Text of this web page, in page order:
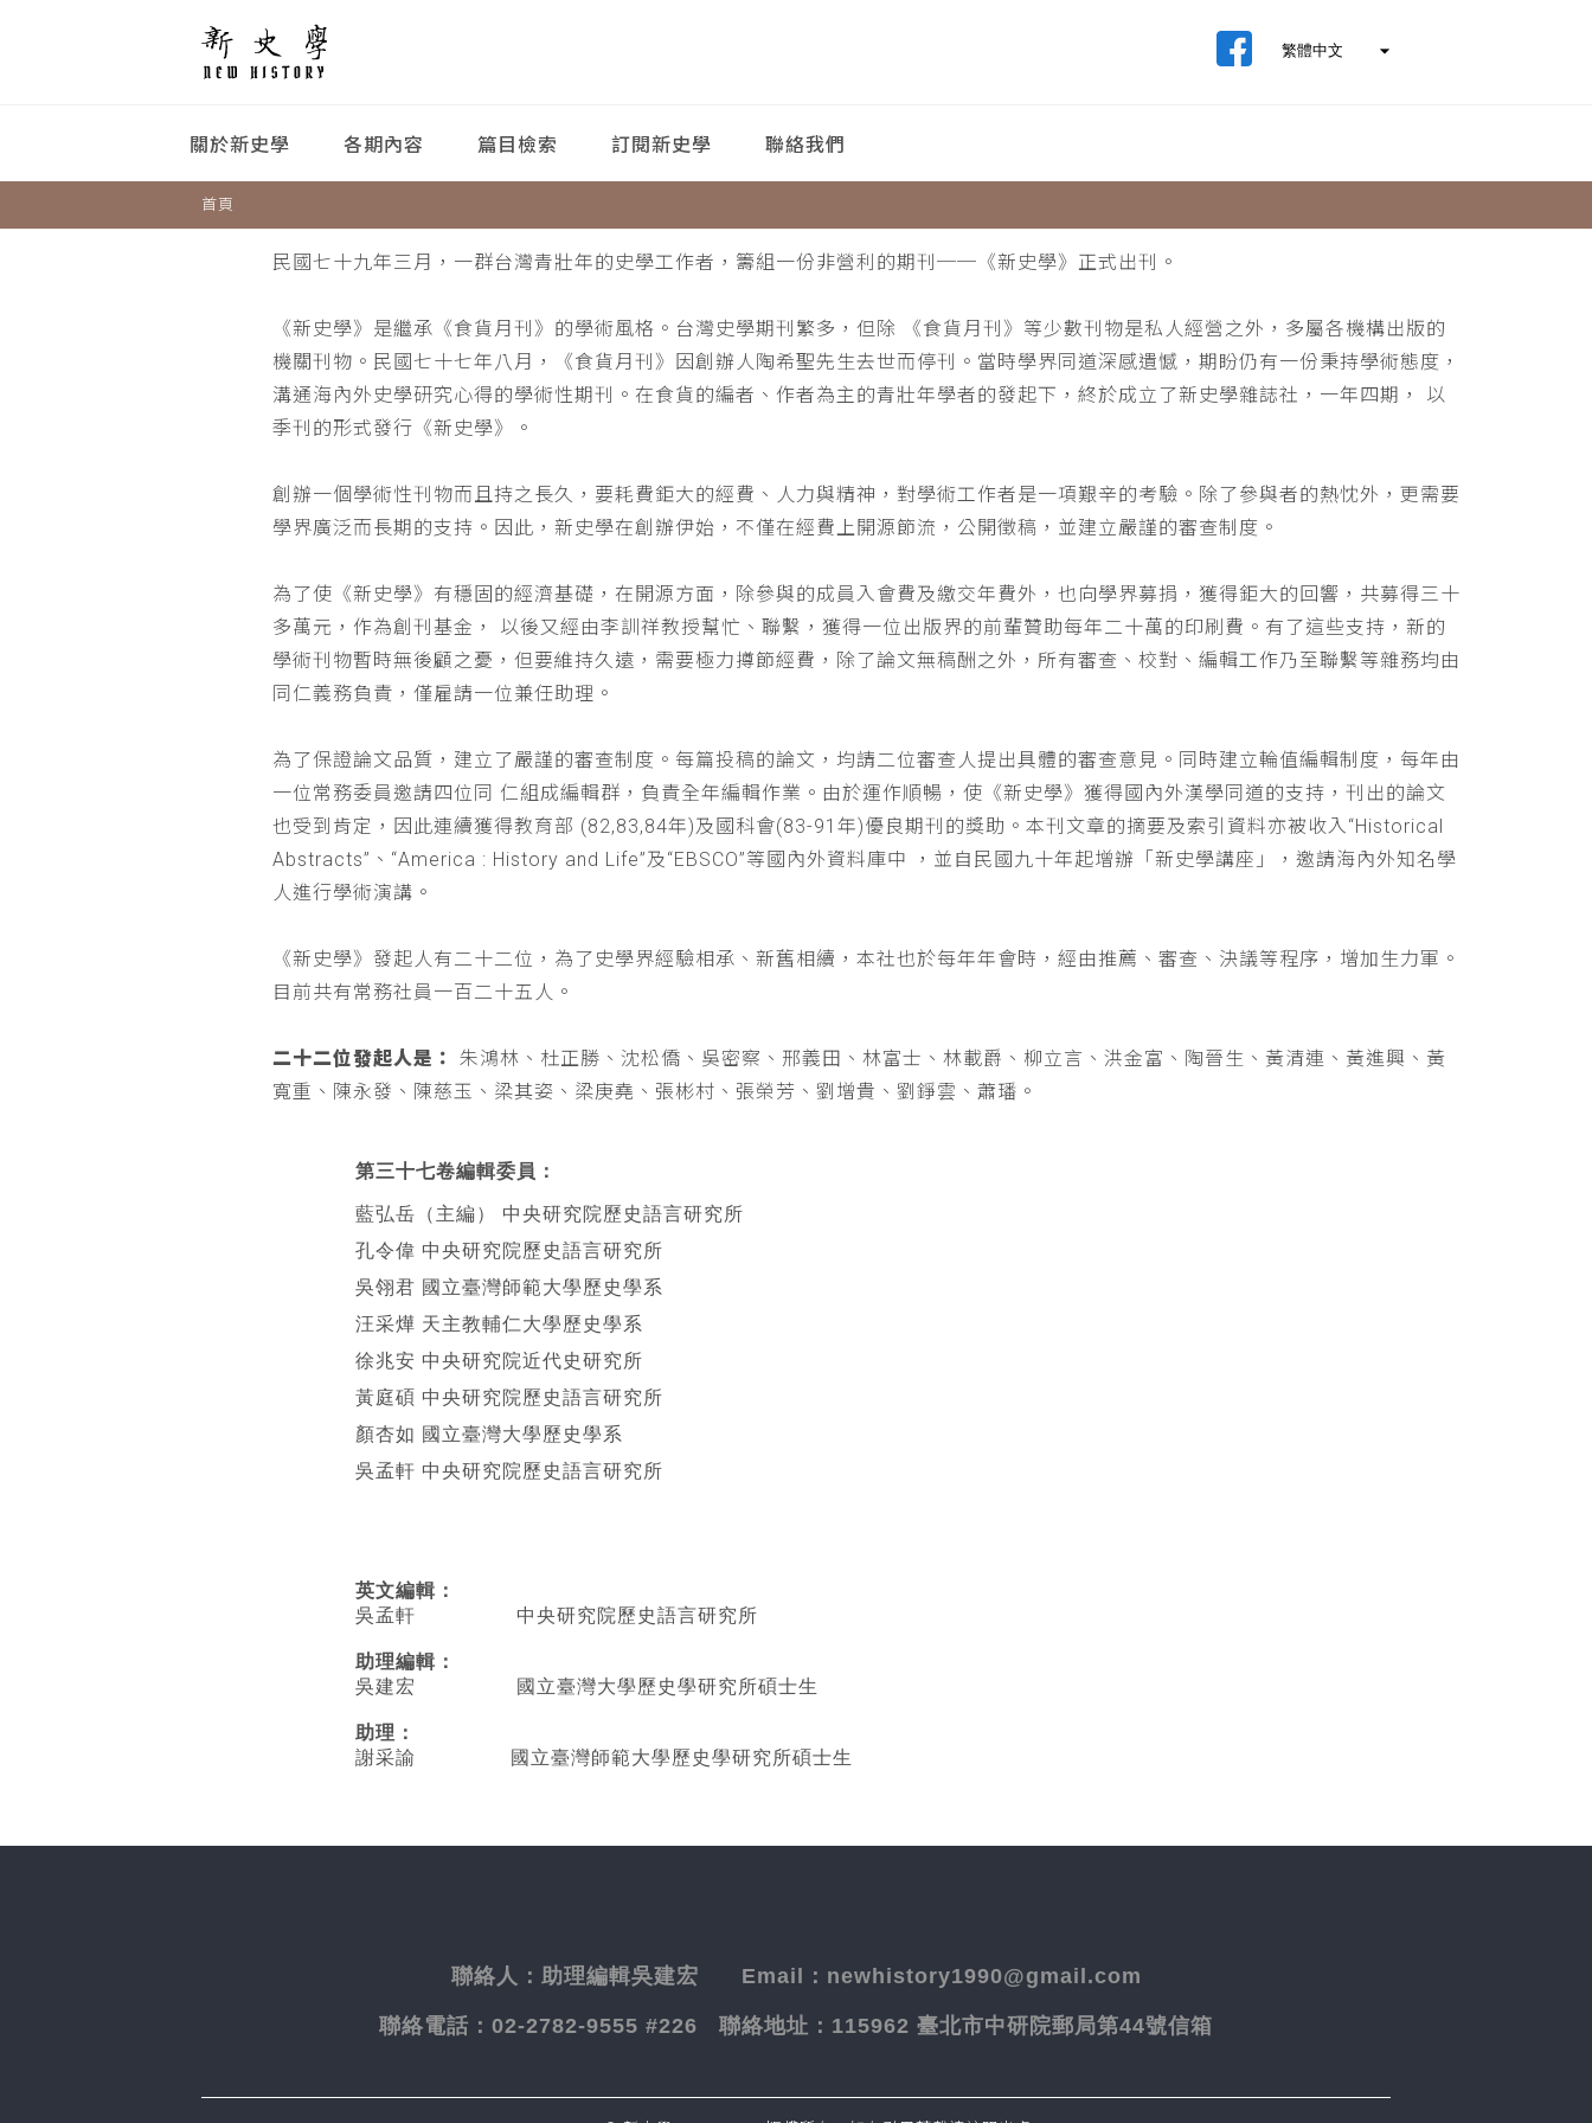
關於新史學 各期內容 篇目檢索 訂閱新史學 聯絡我們
首頁
民國七十九年三月，一群台灣青壯年的史學工作者，籌組一份非營利的期刊──《新史學》正式出刊。
《新史學》是繼承《食貨月刊》的學術風格。台灣史學期刊繁多，但除 《食貨月刊》等少數刊物是私人經營之外，多屬各機構出版的
機關刊物。民國七十七年八月，《食貨月刊》因創辦人陶希聖先生去世而停刊。當時學界同道深感遺憾，期盼仍有一份秉持學術態度，
溝通海內外史學研究心得的學術性期刊。在食貨的編者、作者為主的青壯年學者的發起下，終於成立了新史學雜誌社，一年四期， 以
季刊的形式發行《新史學》。
創辦一個學術性刊物而且持之長久，要耗費鉅大的經費、人力與精神，對學術工作者是一項艱辛的考驗。除了參與者的熱忱外，更需要
學界廣泛而長期的支持。因此，新史學在創辦伊始，不僅在經費上開源節流，公開徵稿，並建立嚴謹的審查制度。
為了使《新史學》有穩固的經濟基礎，在開源方面，除參與的成員入會費及繳交年費外，也向學界募捐，獲得鉅大的回響，共募得三十
多萬元，作為創刊基金， 以後又經由李訓祥教授幫忙、聯繫，獲得一位出版界的前輩贊助每年二十萬的印刷費。有了這些支持，新的
學術刊物暫時無後顧之憂，但要維持久遠，需要極力撙節經費，除了論文無稿酬之外，所有審查、校對、編輯工作乃至聯繫等雜務均由
同仁義務負責，僅雇請一位兼任助理。
為了保證論文品質，建立了嚴謹的審查制度。每篇投稿的論文，均請二位審查人提出具體的審查意見。同時建立輪值編輯制度，每年由
一位常務委員邀請四位同 仁組成編輯群，負責全年編輯作業。由於運作順暢，使《新史學》獲得國內外漢學同道的支持，刊出的論文
也受到肯定，因此連續獲得教育部 (82,83,84年)及國科會(83-91年)優良期刊的獎助。本刊文章的摘要及索引資料亦被收入“Historical
Abstracts”、“America : History and Life”及“EBSCO”等國內外資料庫中 ，並自民國九十年起增辦「新史學講座」，邀請海內外知名學
人進行學術演講。
《新史學》發起人有二十二位，為了史學界經驗相承、新舊相續，本社也於每年年會時，經由推薦、審查、決議等程序，增加生力軍。
目前共有常務社員一百二十五人。
二十二位發起人是：
朱鴻林、杜正勝、沈松僑、吳密察、邢義田、林富士、林載爵、柳立言、洪金富、陶晉生、黃清連、黃進興、黃
寬重、陳永發、陳慈玉、梁其姿、梁庚堯、張彬村、張榮芳、劉增貴、劉錚雲、蕭璠。
第三十七卷編輯委員：
藍弘岳（主編） 中央研究院歷史語言研究所
孔令偉 中央研究院歷史語言研究所
吳翎君 國立臺灣師範大學歷史學系
汪采燁 天主教輔仁大學歷史學系
徐兆安 中央研究院近代史研究所
黃庭碩 中央研究院歷史語言研究所
顏杏如 國立臺灣大學歷史學系
吳孟軒 中央研究院歷史語言研究所
英文編輯 ：
吳孟軒 中央研究院歷史語言研究所
助理編輯：
吳建宏 國立臺灣大學歷史學研究所碩士生
助理：
謝采諭
國立臺灣師範大學歷史學研究所碩士生
聯絡人： 助理編輯吳建宏 Email：newhistory1990@gmail.com
聯絡電話： 02-2782-9555 #226 聯絡地址： 115962 臺北市中研院郵局第44號信箱